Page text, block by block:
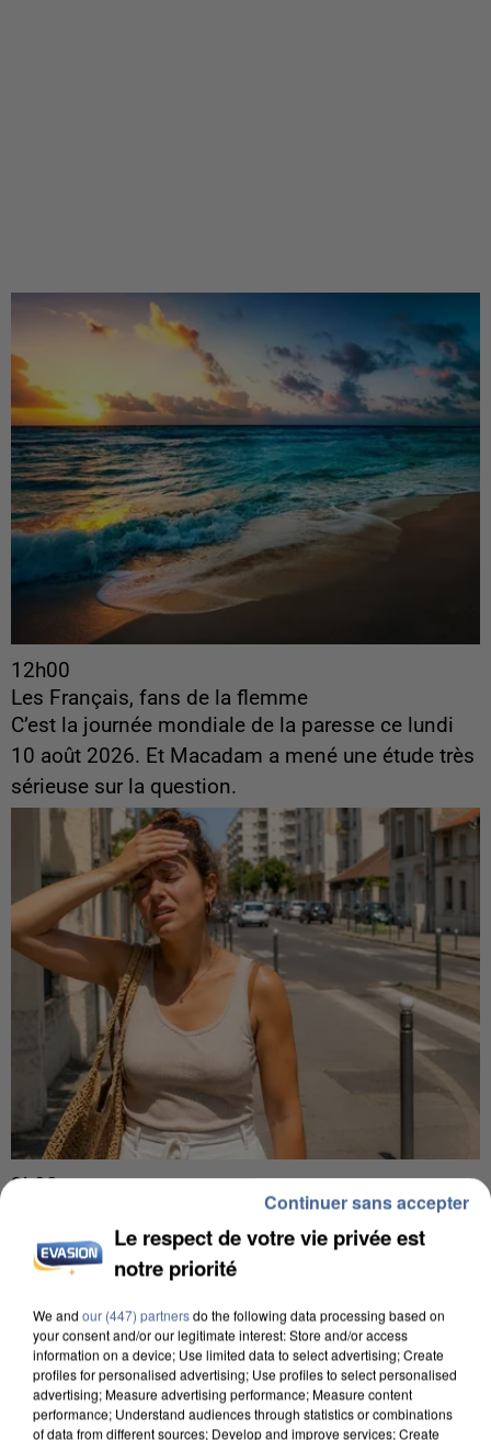
12h00
Les Français, fans de la flemme
C’est la journée mondiale de la paresse ce lundi
10 août 2026. Et Macadam a mené une étude très
sérieuse sur la question.
9h00
Une nouvelle canicule va faire chauffer la France
cette semaine
22 départements sont placés en vigilance orange
Le respect de votre vie privée est
notre priorité
We and our (447) partnersdo the following data processing based on
your consent and/or our legitimate interest: Store and/or access
information on a device; Use limited data to select advertising; Create
profiles for personalised advertising; Use profiles to select personalised
advertising; Measure advertising performance; Measure content
performance; Understand audiences through statistics or combinations
of data from different sources; Develop and improve services; Create
Continuer sans accepter